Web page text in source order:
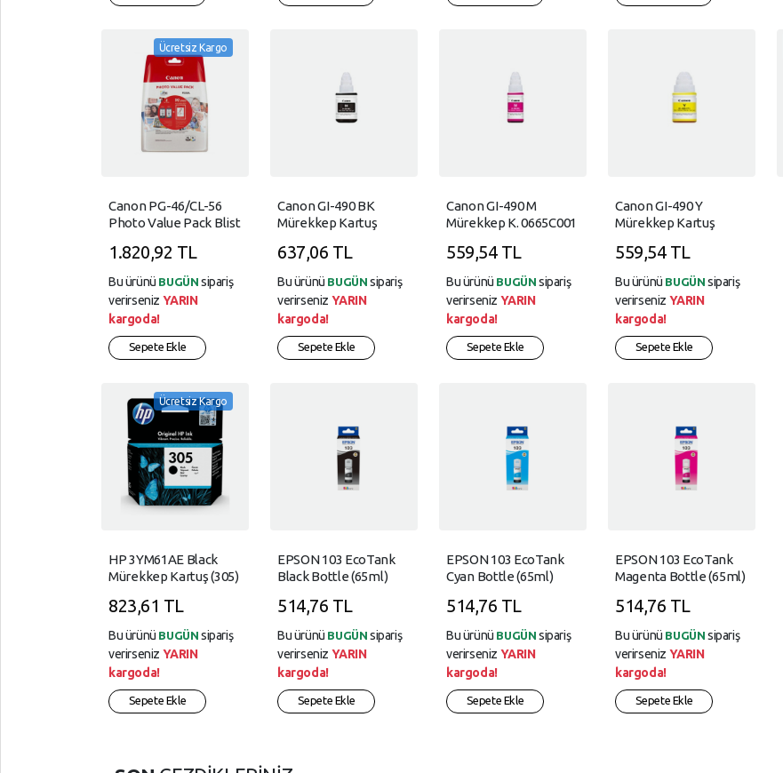
AKSESUARLARI
Ücretsiz Kargo
Canon PG-46/CL-56
Photo Value Pack Blist
1.820,92 TL
Bu ürünü BUGÜN sipariş
verirseniz YARIN
kargoda!
Sepete Ekle
Canon GI-490 BK
Mürekkep Kartuş
637,06 TL
Bu ürünü BUGÜN sipariş
verirseniz YARIN
kargoda!
Sepete Ekle
Canon GI-490 M
Mürekkep K. 0665C001
559,54 TL
Bu ürünü BUGÜN sipariş
verirseniz YARIN
kargoda!
Sepete Ekle
Canon GI-490 Y
Mürekkep Kartuş
559,54 TL
Bu ürünü BUGÜN sipariş
verirseniz YARIN
kargoda!
Sepete Ekle
Ücretsiz Kargo
HP 3YM61AE Black
Mürekkep Kartuş (305)
823,61 TL
Bu ürünü BUGÜN sipariş
verirseniz YARIN
kargoda!
Sepete Ekle
EPSON 103 EcoTank
Black Bottle (65ml)
514,76 TL
Bu ürünü BUGÜN sipariş
verirseniz YARIN
kargoda!
Sepete Ekle
EPSON 103 EcoTank
Cyan Bottle (65ml)
514,76 TL
Bu ürünü BUGÜN sipariş
verirseniz YARIN
kargoda!
Sepete Ekle
EPSON 103 EcoTank
Magenta Bottle (65ml)
514,76 TL
Bu ürünü BUGÜN sipariş
verirseniz YARIN
kargoda!
Sepete Ekle